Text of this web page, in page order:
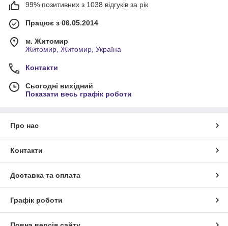
99% позитивних з 1038 відгуків за рік
Працює з 06.05.2014
м. Житомир
Житомир, Житомир, Україна
Контакти
Сьогодні вихідний
Показати весь графік роботи
Про нас
Контакти
Доставка та оплата
Графік роботи